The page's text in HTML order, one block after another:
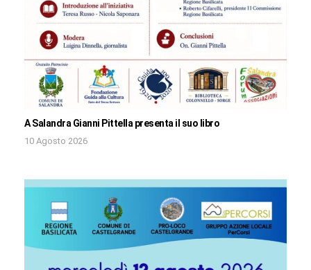
A Salandra Gianni Pittella presenta il suo libro
10 Agosto 2026